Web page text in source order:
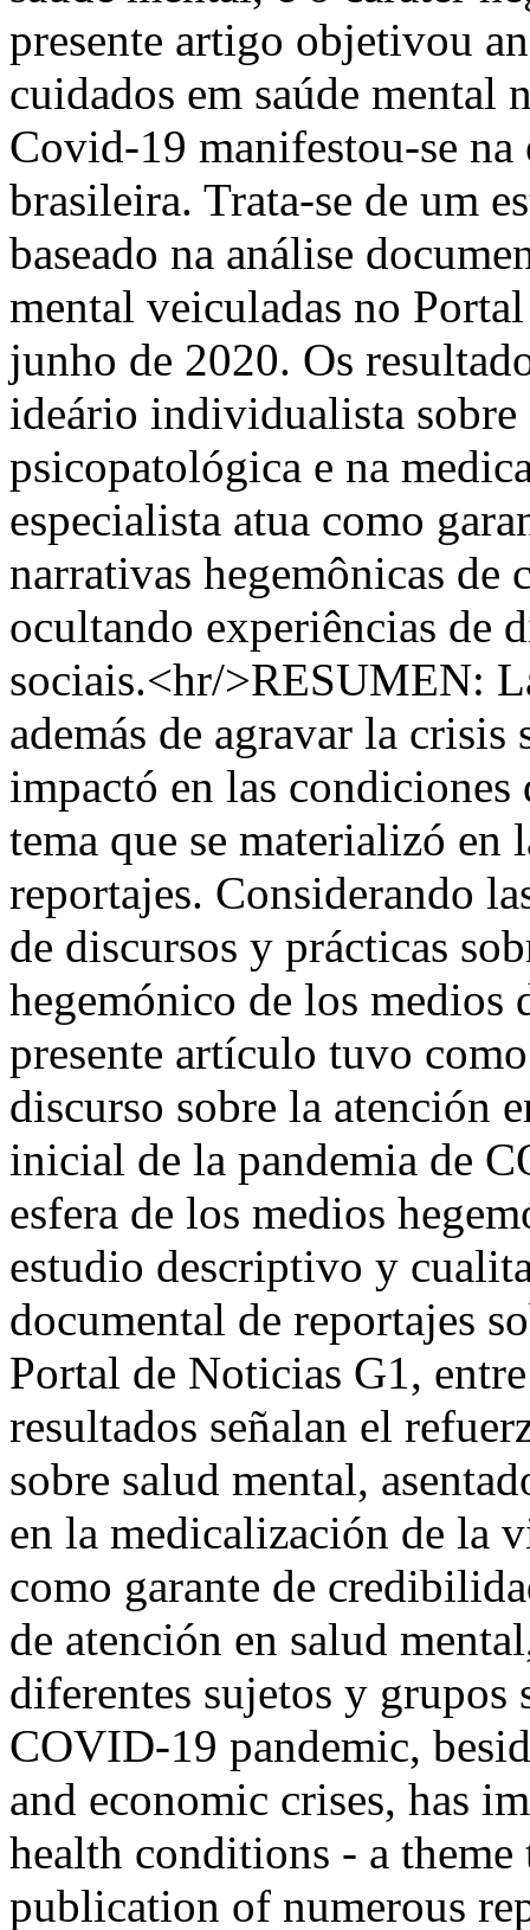
presente artigo objetivou
cuidados em saúde mental
Covid-19 manifestou-se na
brasileira. Trata-se de um
baseado na análise
mental veiculadas no
junho de 2020. Os
ideário individualista sobre
psicopatológica e na
especialista atua como
narrativas hegemônicas de
ocultando experiências de
sociais.<hr/>RESUMEN:
además de agravar la
impactó en las
tema que se materializó en
reportajes. Considerando
de discursos y prácticas
hegemónico de los medios
presente artículo tuvo
discurso sobre la atención
inicial de la pandemia de
esfera de los medios
estudio descriptivo y
documental de reportajes
Portal de Noticias G1,
resultados señalan el
sobre salud mental,
en la medicalización de la
como garante de
de atención en salud
diferentes sujetos y
COVID-19 pandemic,
and economic crises, has
health conditions - a
publication of numerous